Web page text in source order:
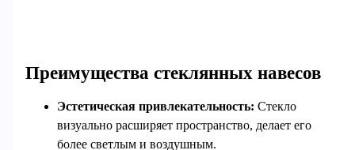
Преимущества стеклянных навесов
Эстетическая привлекательность: Стекло
визуально расширяет пространство, делает его
более светлым и воздушным.